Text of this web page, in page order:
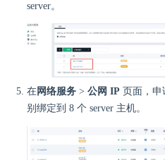
server。
在网络服务 > 公网 IP 页面，申
别绑定到 8 个 server 主机。